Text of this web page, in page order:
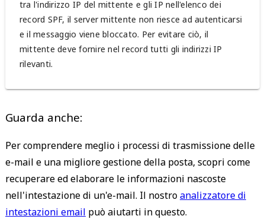
tra l'indirizzo IP del mittente e gli IP nell'elenco dei
record SPF, il server mittente non riesce ad autenticarsi
e il messaggio viene bloccato. Per evitare ciò, il
mittente deve fornire nel record tutti gli indirizzi IP
rilevanti.
Guarda anche:
Per comprendere meglio i processi di trasmissione delle
e-mail e una migliore gestione della posta, scopri come
recuperare ed elaborare le informazioni nascoste
nell'intestazione di un'e-mail. Il nostroanalizzatore di
intestazioni email può aiutarti in questo.